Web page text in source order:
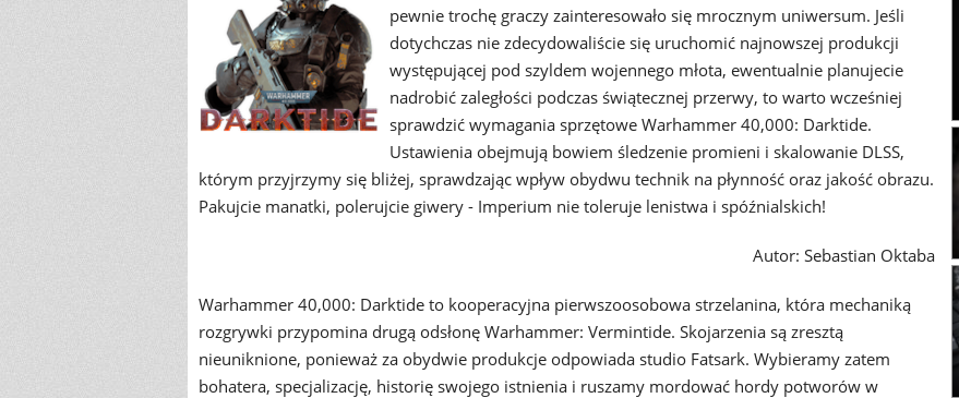
pewnie trochę graczy zainteresowało się mrocznym uniwersum. Jeśli
dotychczas nie zdecydowaliście się uruchomić najnowszej produkcji
występującej pod szyldem wojennego młota, ewentualnie planujecie
nadrobić zaległości podczas świątecznej przerwy, to warto wcześniej
sprawdzić wymagania sprzętowe Warhammer 40,000: Darktide.
Ustawienia obejmują bowiem śledzenie promieni i skalowanie DLSS,
którym przyjrzymy się bliżej, sprawdzając wpływ obydwu technik na płynność oraz jakość obrazu.
Pakujcie manatki, polerujcie giwery - Imperium nie toleruje lenistwa i spóźnialskich!
Autor: Sebastian Oktaba
Warhammer 40,000: Darktide to kooperacyjna pierwszoosobowa strzelanina, która mechaniką
rozgrywki przypomina drugą odsłonę Warhammer: Vermintide. Skojarzenia są zresztą
nieuniknione, ponieważ za obydwie produkcje odpowiada studio Fatsark. Wybieramy zatem
bohatera, specjalizację, historię swojego istnienia i ruszamy mordować hordy potworów w